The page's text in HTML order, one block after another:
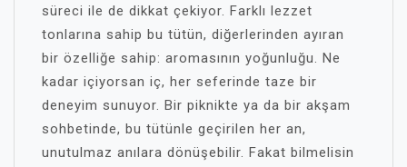
süreci ile de dikkat çekiyor. Farklı lezzet
tonlarına sahip bu tütün, diğerlerinden ayıran
bir özelliğe sahip: aromasının yoğunluğu. Ne
kadar içiyorsan iç, her seferinde taze bir
deneyim sunuyor. Bir piknikte ya da bir akşam
sohbetinde, bu tütünle geçirilen her an,
unutulmaz anılara dönüşebilir. Fakat bilmelisin